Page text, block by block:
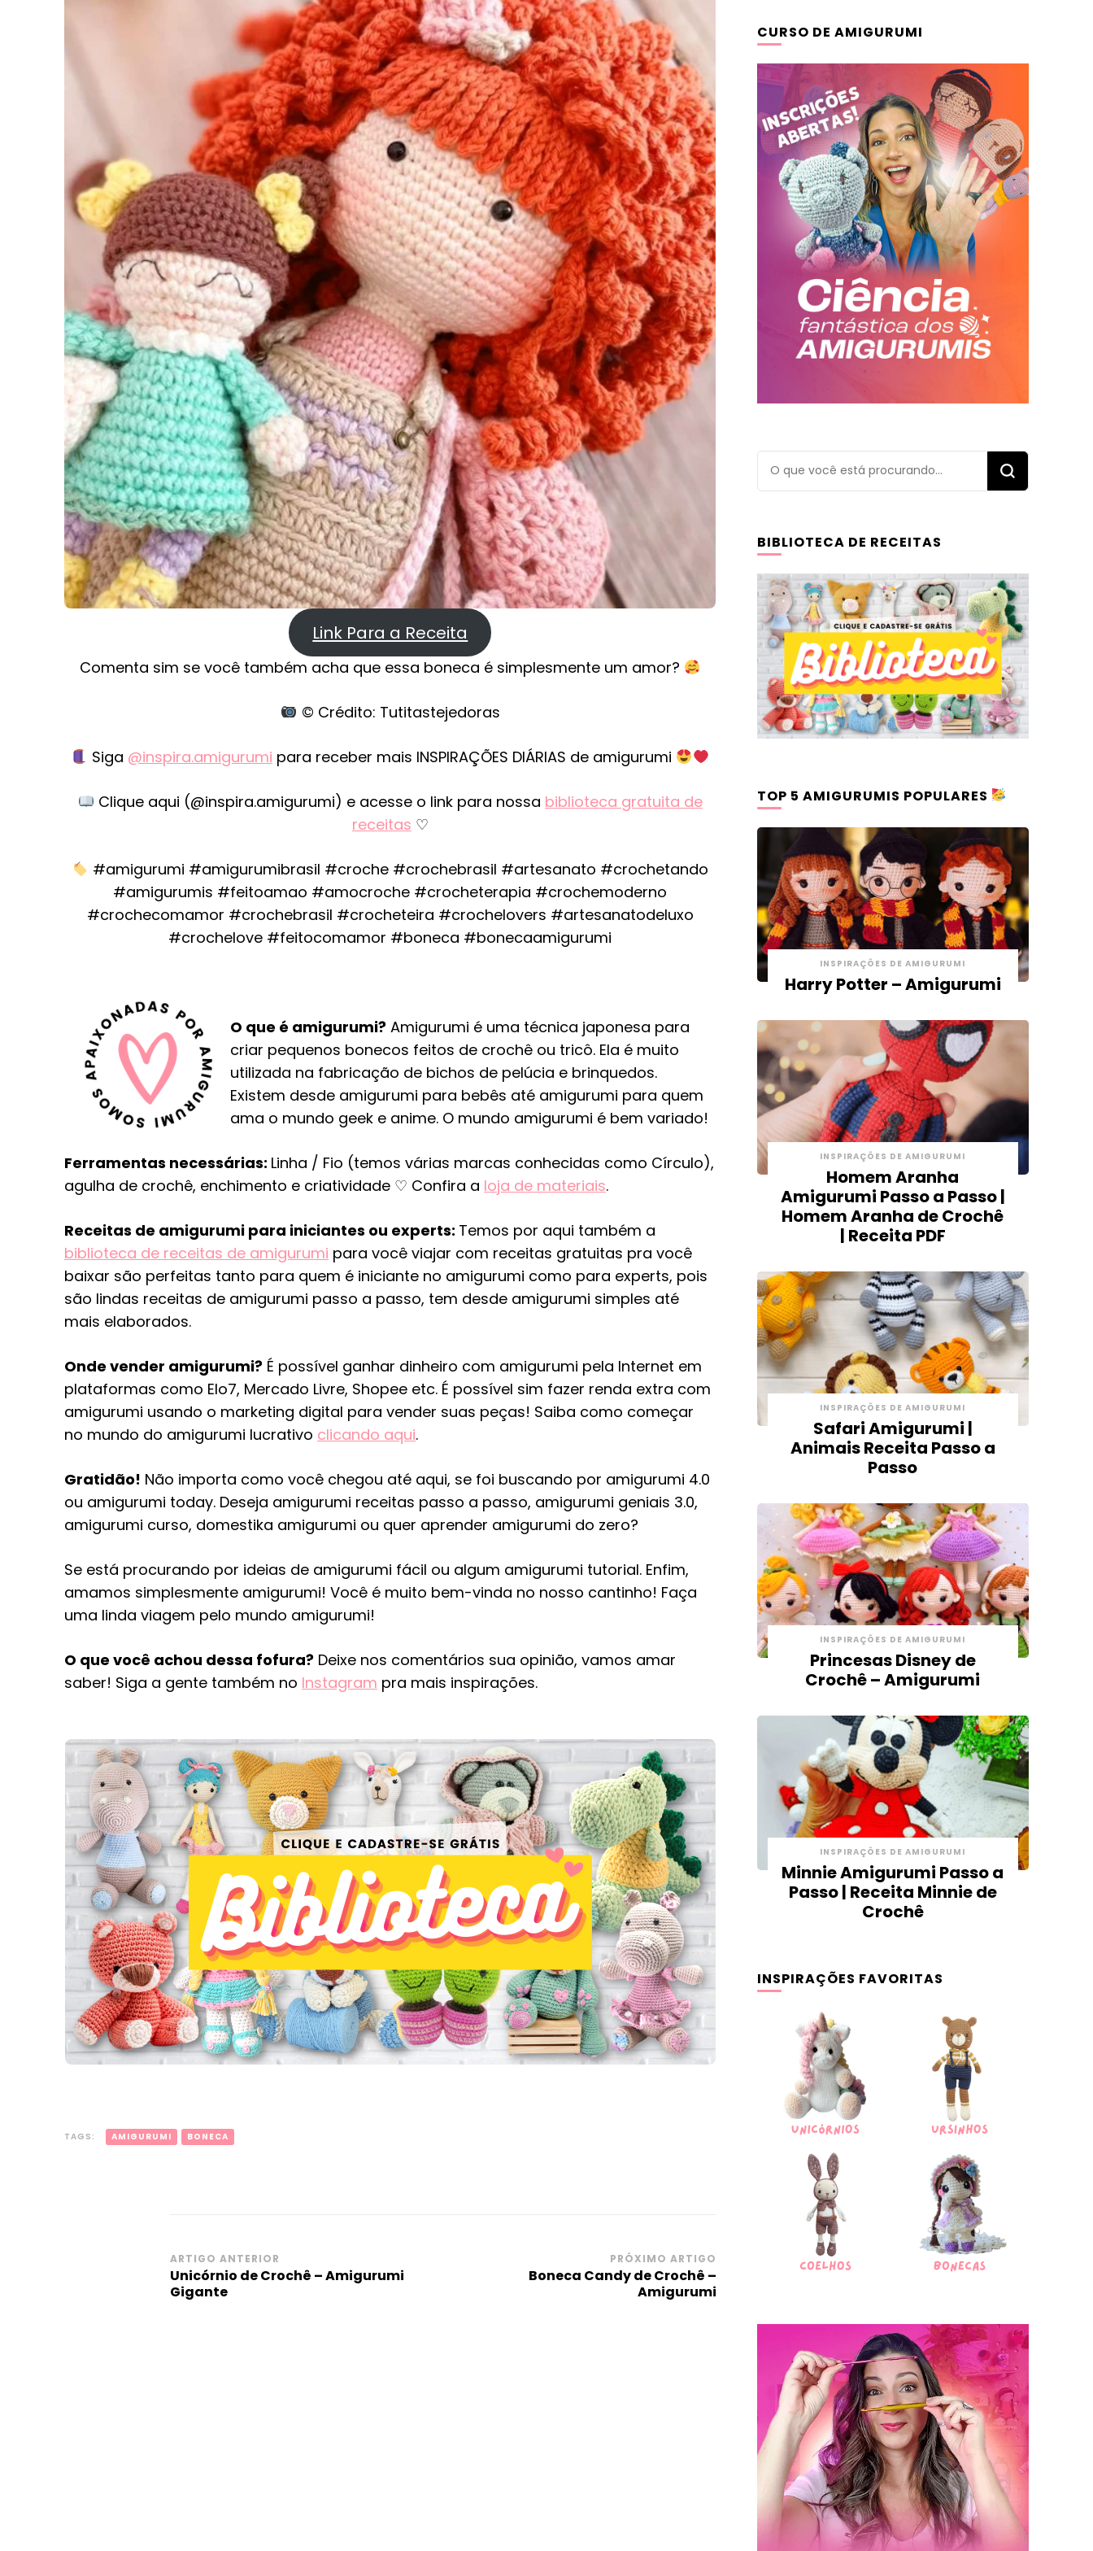
Link Para a Receita
Comenta sim se você também acha que essa boneca é simplesmente um amor?
© Crédito: Tutitastejedoras
Siga @inspira.amigurumi para receber mais INSPIRAÇÕES DIÁRIAS de amigurumi
Clique aqui (@inspira.amigurumi) e acesse o link para nossa biblioteca gratuita de
receitas ♡
#amigurumi #amigurumibrasil #croche #crochebrasil #artesanato #crochetando
#amigurumis #feitoamao #amocroche #crocheterapia #crochemoderno
#crochecomamor #crochebrasil #crocheteira #crochelovers #artesanatodeluxo
#crochelove #feitocomamor #boneca #bonecaamigurumi
O que é amigurumi? Amigurumi é uma técnica japonesa para
criar pequenos bonecos feitos de crochê ou tricô. Ela é muito
utilizada na fabricação de bichos de pelúcia e brinquedos.
Existem desde amigurumi para bebês até amigurumi para quem
ama o mundo geek e anime. O mundo amigurumi é bem variado!
Ferramentas necessárias: Linha / Fio (temos várias marcas conhecidas como Círculo),
agulha de crochê, enchimento e criatividade ♡ Confira a loja de materiais.
Receitas de amigurumi para iniciantes ou experts: Temos por aqui também a
biblioteca de receitas de amigurumi para você viajar com receitas gratuitas pra você
baixar são perfeitas tanto para quem é iniciante no amigurumi como para experts, pois
são lindas receitas de amigurumi passo a passo, tem desde amigurumi simples até
mais elaborados.
Onde vender amigurumi? É possível ganhar dinheiro com amigurumi pela Internet em
plataformas como Elo7, Mercado Livre, Shopee etc. É possível sim fazer renda extra com
amigurumi usando o marketing digital para vender suas peças! Saiba como começar
no mundo do amigurumi lucrativo clicando aqui.
Gratidão! Não importa como você chegou até aqui, se foi buscando por amigurumi 4.0
ou amigurumi today. Deseja amigurumi receitas passo a passo, amigurumi geniais 3.0,
amigurumi curso, domestika amigurumi ou quer aprender amigurumi do zero?
Se está procurando por ideias de amigurumi fácil ou algum amigurumi tutorial. Enfim,
amamos simplesmente amigurumi! Você é muito bem-vinda no nosso cantinho! Faça
uma linda viagem pelo mundo amigurumi!
O que você achou dessa fofura? Deixe nos comentários sua opinião, vamos amar
saber! Siga a gente também no Instagram pra mais inspirações.
TAGS: AMIGURUMI BONECA
Navegação
de
post
ARTIGO ANTERIOR
Unicórnio de Crochê – Amigurumi
Gigante
PRÓXIMO ARTIGO
Boneca Candy de Crochê –
Amigurumi
CURSO DE AMIGURUMI
Procurando
algo?
BIBLIOTECA DE RECEITAS
TOP 5 AMIGURUMIS POPULARES
INSPIRAÇÕES DE AMIGURUMI
Harry Potter – Amigurumi
INSPIRAÇÕES DE AMIGURUMI
Homem Aranha
Amigurumi Passo a Passo |
Homem Aranha de Crochê
| Receita PDF
INSPIRAÇÕES DE AMIGURUMI
Safari Amigurumi |
Animais Receita Passo a
Passo
INSPIRAÇÕES DE AMIGURUMI
Princesas Disney de
Crochê – Amigurumi
INSPIRAÇÕES DE AMIGURUMI
Minnie Amigurumi Passo a
Passo | Receita Minnie de
Crochê
INSPIRAÇÕES FAVORITAS